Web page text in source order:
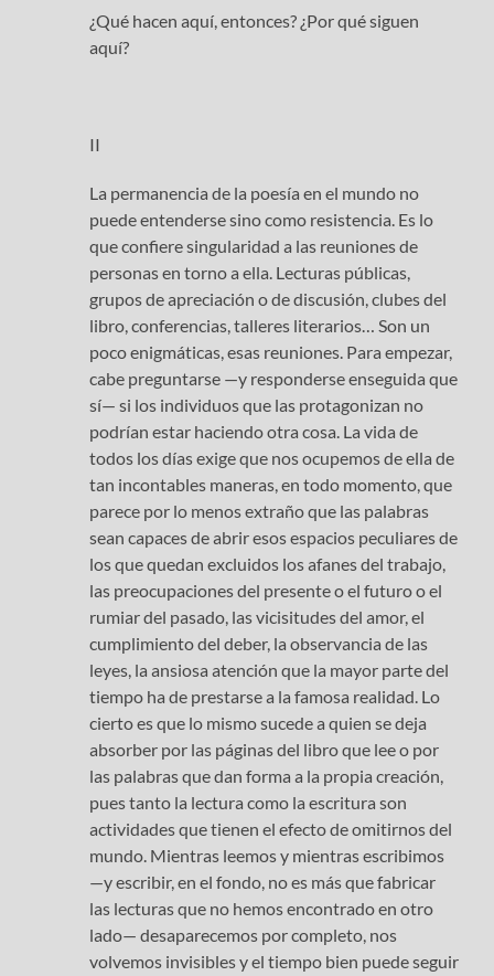
¿Qué hacen aquí, entonces? ¿Por qué siguen
aquí?
II
La permanencia de la poesía en el mundo no
puede entenderse sino como resistencia. Es lo
que confiere singularidad a las reuniones de
personas en torno a ella. Lecturas públicas,
grupos de apreciación o de discusión, clubes del
libro, conferencias, talleres literarios… Son un
poco enigmáticas, esas reuniones. Para empezar,
cabe preguntarse —y responderse enseguida que
sí— si los individuos que las protagonizan no
podrían estar haciendo otra cosa. La vida de
todos los días exige que nos ocupemos de ella de
tan incontables maneras, en todo momento, que
parece por lo menos extraño que las palabras
sean capaces de abrir esos espacios peculiares de
los que quedan excluidos los afanes del trabajo,
las preocupaciones del presente o el futuro o el
rumiar del pasado, las vicisitudes del amor, el
cumplimiento del deber, la observancia de las
leyes, la ansiosa atención que la mayor parte del
tiempo ha de prestarse a la famosa realidad. Lo
cierto es que lo mismo sucede a quien se deja
absorber por las páginas del libro que lee o por
las palabras que dan forma a la propia creación,
pues tanto la lectura como la escritura son
actividades que tienen el efecto de omitirnos del
mundo. Mientras leemos y mientras escribimos
—y escribir, en el fondo, no es más que fabricar
las lecturas que no hemos encontrado en otro
lado— desaparecemos por completo, nos
volvemos invisibles y el tiempo bien puede seguir